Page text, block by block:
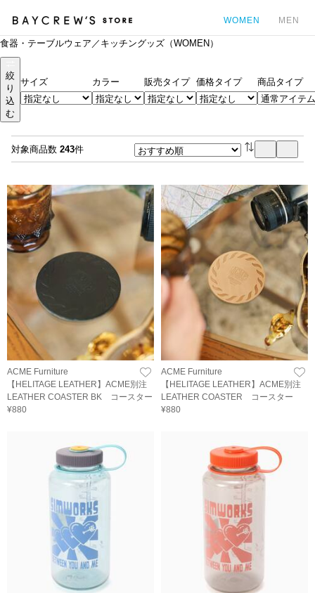
WOMEN MEN
食器・テーブルウェア／キッチングッズ（WOMEN）
絞
り
込
む
サイズ カラー 販売タイプ 価格タイプ 商品タイプ
対象商品数 243件
ACME Furniture
【HELITAGE LEATHER】ACME別注
LEATHER COASTER BK コースター
¥880
ACME Furniture
【HELITAGE LEATHER】ACME別注
LEATHER COASTER コースター
¥880